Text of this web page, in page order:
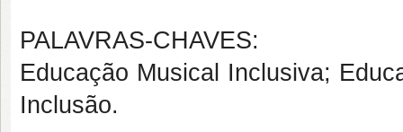
PALAVRAS-CHAVES:
Educação Musical Inclusiva;
Inclusão.